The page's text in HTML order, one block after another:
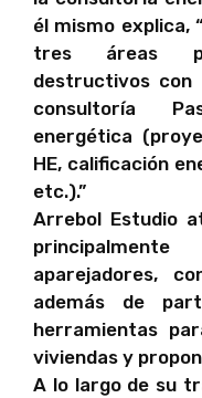
él mismo explica,
tres áreas
destructivos
consultoría
energética
HE, calificación
etc.).”
Arrebol Estudio
aparejadores,
además de
herramientas
viviendas y
A lo largo de su